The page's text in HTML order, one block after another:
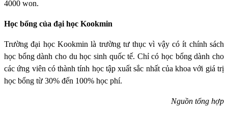
4000 won.
Học bổng của đại học Kookmin
Trường đại học Kookmin là trường tư thục vì vậy có ít chính sách
học bổng dành cho du học sinh quốc tế. Chỉ có học bổng dành cho
các ứng viên có thành tính học tập xuất sắc nhất của khoa với giá trị
học bổng từ 30% đến 100% học phí.
Nguồn tổng hợp